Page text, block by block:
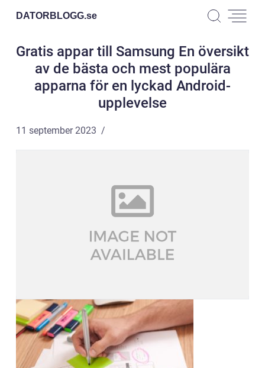
DATORBLOGG.se
Gratis appar till Samsung En översikt
av de bästa och mest populära
apparna för en lyckad Android-
upplevelse
11 september 2023